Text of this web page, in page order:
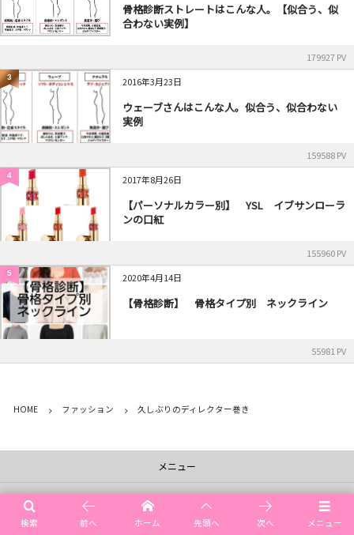
骨格診断ストレートはこんな人。【似合う、似
合わない実例】
179927 PV
3 2016年3月23日
ウェーブさんはこんな人。似合う、似合わない
実例
159588 PV
4 2017年8月26日
【パーソナルカラー別】 YSL イブサンローラ
ンの口紅
155960 PV
5 2020年4月14日
【骨格診断】 骨格タイプ別 ネックライン
55981 PV
HOME ファッション 久しぶりのディレクター巻き
メニュー
ご予約空き情報
ご予約・お問い合わせ
メニュー
検索 前へ ホーム 先頭へ 次へ